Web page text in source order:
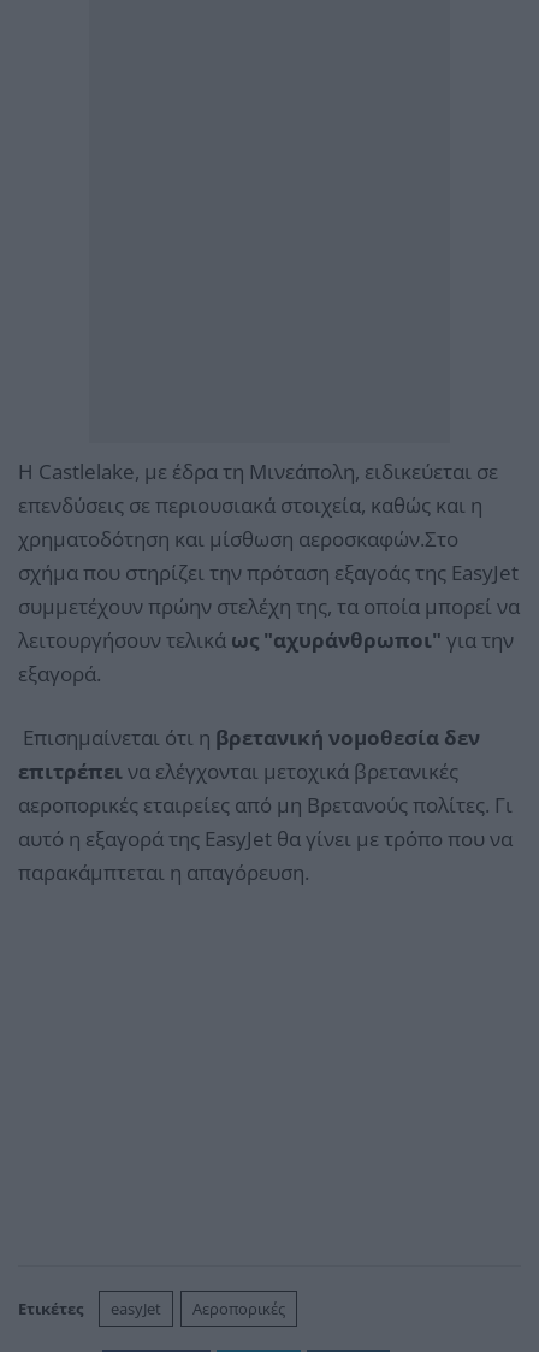
Η Castlelake, με έδρα τη Μινεάπολη, ειδικεύεται σε
επενδύσεις σε περιουσιακά στοιχεία, καθώς και η
χρηματοδότηση και μίσθωση αεροσκαφών.Στο
σχήμα που στηρίζει την πρόταση εξαγοάς της EasyJet
συμμετέχουν πρώην στελέχη της, τα οποία μπορεί να
λειτουργήσουν τελικά ως "αχυράνθρωποι" για την
εξαγορά.
Επισημαίνεται ότι η βρετανική νομοθεσία δεν
επιτρέπεινα ελέγχονται μετοχικά βρετανικές
αεροπορικές εταιρείες από μη Βρετανούς πολίτες. Γι
αυτό η εξαγορά της EasyJet θα γίνει με τρόπο που να
παρακάμπτεται η απαγόρευση.
Ετικέτες easyJet Αεροπορικές